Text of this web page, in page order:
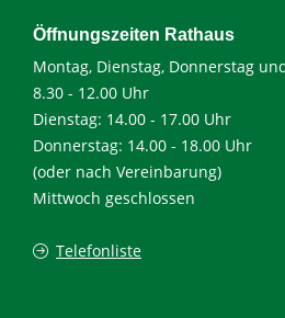
Öffnungszeiten Rathaus
Montag, Dienstag, Donnerstag
8.30 - 12.00 Uhr
Dienstag: 14.00 - 17.00 Uhr
Donnerstag: 14.00 - 18.00 Uhr
(oder nach Vereinbarung)
Mittwoch geschlossen
Telefonliste